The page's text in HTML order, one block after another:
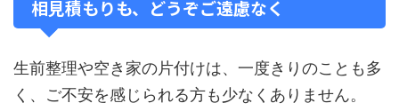
相見積もりも、どうぞご遠慮なく
生前整理や空き家の片付けは、一度きりのことも多
く、ご不安を感じられる方も少なくありません。